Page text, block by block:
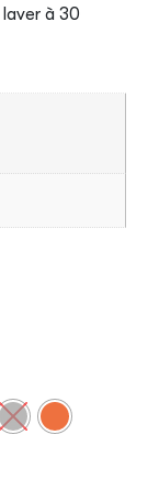
laver à 30